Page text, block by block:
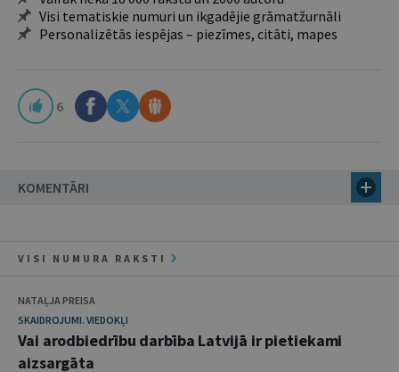
Visi tematiskie numuri un ikgadējie grāmatžurnāli
Personalizētās iespējas – piezīmes, citāti, mapes
6
KOMENTĀRI
VISI NUMURA RAKSTI
NATAĻJA PREISA
SKAIDROJUMI. VIEDOKĻI
Vai arodbiedrību darbība Latvijā ir pietiekami
aizsargāta